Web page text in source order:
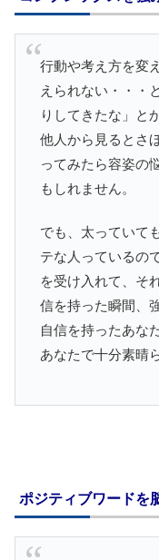
行動や考え方を変
えられない・・・
りしてきたな」と
他人から見るとさ
ってみたら容姿の
もしれません。
でも、太っていて
テな人っているの
を受け入れて、そ
信を持った瞬間、
自信を持ったあな
あなたで十分素晴
ポジティブワードを